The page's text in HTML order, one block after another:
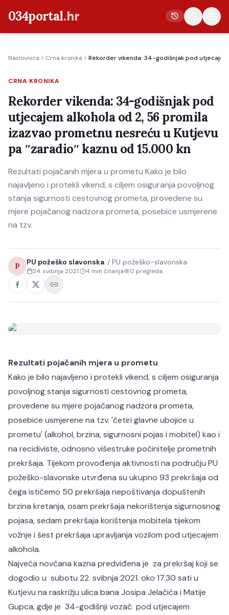
034portal.hr
Crna kronika
Poljoprivreda
Politika
Gospodarstvo
Život
Kultura
Sport
Naslovnica Crna kronika Rekorder vikenda: 34-godišnjak pod
CRNA KRONIKA
Rekorder vikenda: 34-godišnjak pod
utjecajem alkohola od 2, 56 promila
izazvao prometnu nesreću u Kutjevu
pa ʺzaradioʺ kaznu od 15.000 kn
Rezultati pojačanih mjera u prometu Kako je bilo
najavljeno i protekli vikend, s ciljem osiguranja povoljnog
stanja sigurnosti cestovnog prometa, provedene su
mjere pojačanog nadzora prometa, posebice usmjerene
na tzv.
P PU požeško slavonska / PU požeško-slavonska
24. svibnja 2021. 4 min čitanja 0 pregleda
Rezultati pojačanih mjera u prometu
Kako je bilo najavljeno i protekli vikend, s ciljem osiguranja
povoljnog stanja sigurnosti cestovnog prometa,
provedene su mjere pojačanog nadzora prometa,
posebice usmjerene na tzv. 'četiri glavne ubojice u
prometu' (alkohol, brzina, sigurnosni pojas i mobitel) kao i
na recidiviste, odnosno višestruke počinitelje prometnih
prekršaja. Tijekom provođenja aktivnosti na području PU
požeško-slavonske utvrđena su ukupno 93 prekršaja od
čega ističemo 50 prekršaja nepoštivanja dopuštenih
brzina kretanja, osam prekršaja nekorištenja sigurnosnog
pojasa, sedam prekršaja korištenja mobitela tijekom
vožnje i šest prekršaja upravljanja vozilom pod utjecajem
alkohola.
Najveća novčana kazna predviđena je za prekršaj koji se
dogodio u subotu 22. svibnja 2021. oko 17.30 sati u
Kutjevu na raskrižju ulica bana Josipa Jelačića i Matije
Gupca, gdje je 34-godišnji vozač pod utjecajem